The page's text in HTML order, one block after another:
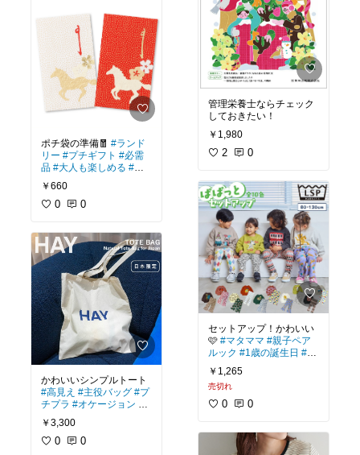
ポチ袋の準備🧧 #ランド
リー #プチギフト #必需
品 #大人も楽しめる #新
生活
￥660
0 0
かわいいシンプルトート
#高見え #主役バッグ #プ
チプラ #オケージョン #
紫外線対策
￥3,300
0 0
管理栄養士ならチェック
しておきたい！
￥1,980
2 0
セットアップ！かわいい
🩷 #マタママ #親子ペア
ルック #1歳の誕生日 #出
￥1,265
売切れ
0 0